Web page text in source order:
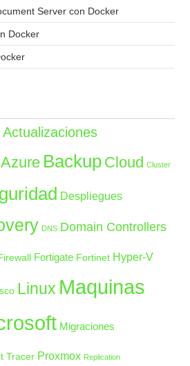
Server con Docker
Docker
Actualizaciones
Azure Backup Cloud Cluster
Despliegues
DNS Domain Controllers
Fortigate Fortinet Hyper-V
Linux Maquinas
Migraciones
Tracer Proxmox Replication